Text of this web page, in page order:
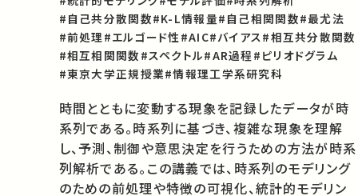
#自己共分散関数#K-L情報量#自己相関関数#最尤法
#前処理#エルゴード性#AIC#バイアス#相互共分散関数
#相互相関関数 #スペクトル#AR過程 #ピリオドグラム
#東京大学正規授業#情報理工学系研究科
時間とともに変動する現象を記録したデータが時
系列である。時系列に基づき、複雑な現象を理解
し、予測、制御や意思決定を行うための方法が時系
列解析である。この講義では、時系列のモデリング
のための前処理や特徴の可視化、統計的モデリン